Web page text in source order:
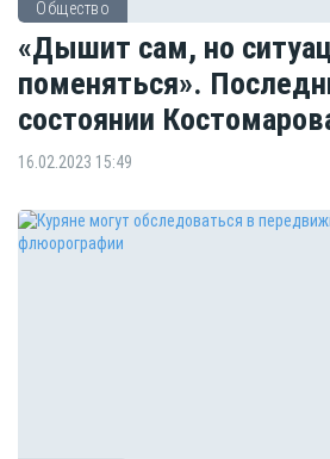
Общество
«Дышит сам, но
поменяться».
состоянии
16.02.2023 15:49